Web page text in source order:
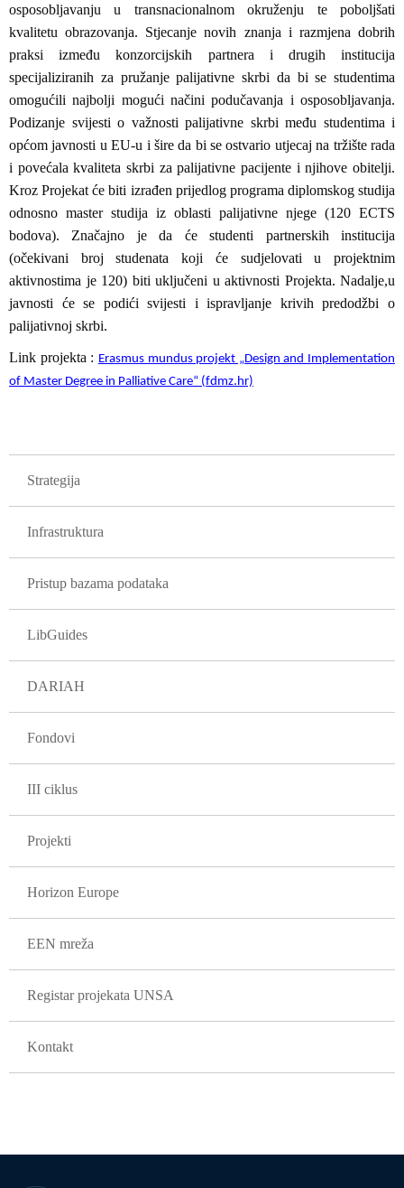
osposobljavanju u transnacionalnom okruženju te poboljšati
kvalitetu obrazovanja. Stjecanje novih znanja i razmjena dobrih
praksi između konzorcijskih partnera i drugih institucija
specijaliziranih za pružanje palijativne skrbi da bi se studentima
omogućili najbolji mogući načini podučavanja i osposobljavanja.
Podizanje svijesti o važnosti palijativne skrbi među studentima i
općom javnosti u EU-u i šire da bi se ostvario utjecaj na tržište rada
i povećala kvaliteta skrbi za palijativne pacijente i njihove obitelji.
Kroz Projekat će biti izrađen prijedlog programa diplomskog studija
odnosno master studija iz oblasti palijativne njege (120 ECTS
bodova). Značajno je da će studenti partnerskih institucija
(očekivani broj studenata koji će sudjelovati u projektnim
aktivnostima je 120) biti uključeni u aktivnosti Projekta. Nadalje,u
javnosti će se podići svijesti i ispravljanje krivih predodžbi o
palijativnoj skrbi.
Link projekta : Erasmus mundus projekt „Design and Implementation
of Master Degree in Palliative Care“ (fdmz.hr)
Strategija
Infrastruktura
Pristup bazama podataka
LibGuides
DARIAH
Fondovi
III ciklus
Projekti
Horizon Europe
EEN mreža
Registar projekata UNSA
Kontakt